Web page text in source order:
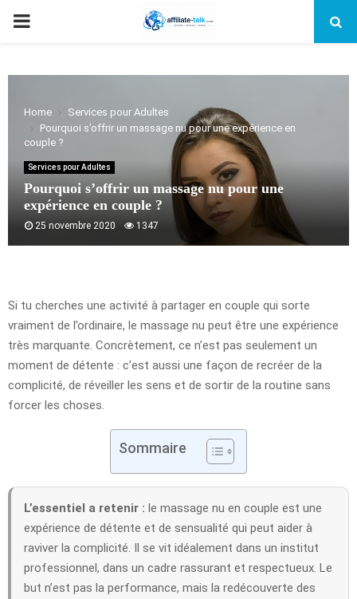
PRIMARY
Home
Services pour Adultes
Pourquoi s’offrir un massage nu pour une expérience en
couple ?
Services pour Adultes
Pourquoi s’offrir un massage nu pour une
expérience en couple ?
25 novembre 2020 1347
Si tu cherches une activité à partager en couple qui sorte
vraiment de l’ordinaire, le massage nu peut être une expérience
très marquante. Concrètement, ce n’est pas seulement un
moment de détente : c’est aussi une façon de recréer de la
complicité, de réveiller les sens et de sortir de la routine sans
forcer les choses.
Sommaire
L’essentiel a retenir : le massage nu en couple est une
expérience de détente et de sensualité qui peut aider à
raviver la complicité. Il se vit idéalement dans un institut
professionnel, dans un cadre rassurant et respectueux. Le
but n’est pas la performance, mais la redécouverte des